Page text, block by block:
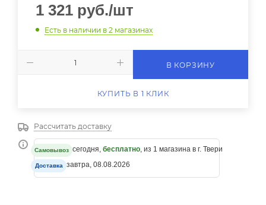
1 321 руб./шт
Есть в наличии в 2 магазинах
В КОРЗИНУ
КУПИТЬ В 1 КЛИК
Рассчитать доставку
Самовывоз сегодня, бесплатно, из 1 магазина в г. Твери
Доставка завтра, 08.08.2026